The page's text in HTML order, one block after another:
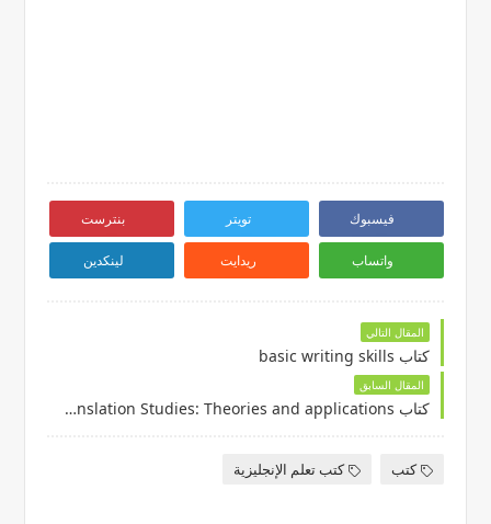
فيسبوك تويتر بنترست
واتساب ريدايت لينكدين
المقال التالي
كتاب basic writing skills
المقال السابق
كتاب Introducing Translation Studies: Theories and applications أونلاين
كتب كتب تعلم الإنجليزية